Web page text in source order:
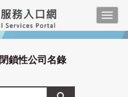
閉鎖性公司名錄